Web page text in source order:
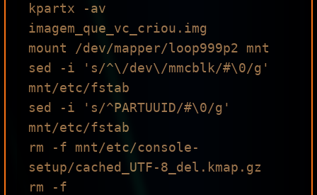
kpartx -av
imagem_que_vc_criou.img
mount /dev/mapper/loop999p2 mnt
sed -i 's/^\/dev\/mmcblk/#\0/g'
mnt/etc/fstab
sed -i 's/^PARTUUID/#\0/g'
mnt/etc/fstab
rm -f mnt/etc/console-
setup/cached_UTF-8_del.kmap.gz
rm -f